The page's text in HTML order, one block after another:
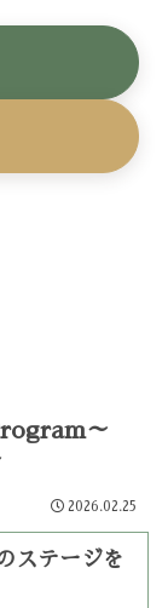
～
2026.02.25
ステージを